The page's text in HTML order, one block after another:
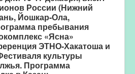
России (Нижний
Йошкар-Ола,
пребывания
«Ясна»
ЭТНО-Хакатоша и
культуры
. Программа